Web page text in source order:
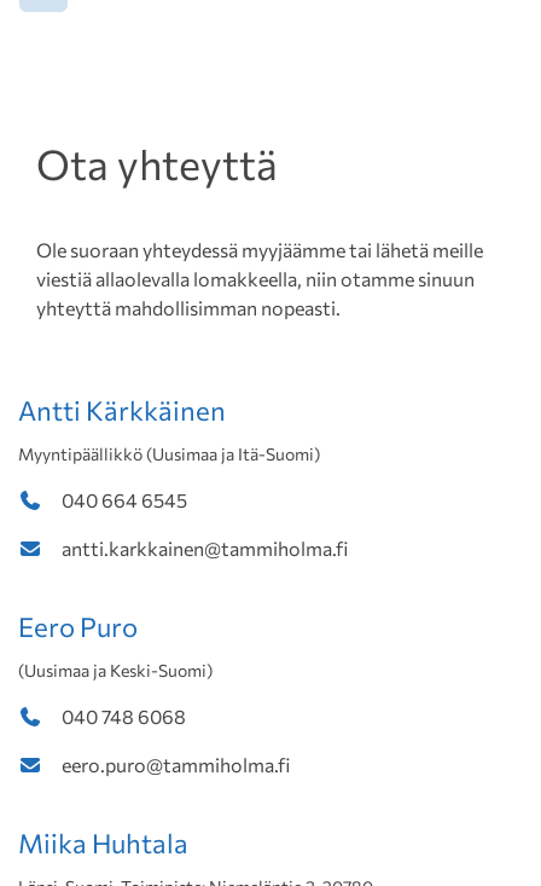
Ota yhteyttä
Ole suoraan yhteydessä myyjäämme tai lähetä meille
viestiä allaolevalla lomakkeella, niin otamme sinuun
yhteyttä mahdollisimman nopeasti.
Antti Kärkkäinen
Myyntipäällikkö (Uusimaa ja Itä-Suomi)
040 664 6545
antti.karkkainen@tammiholma.fi
Eero Puro
(Uusimaa ja Keski-Suomi)
040 748 6068
eero.puro@tammiholma.fi
Miika Huhtala